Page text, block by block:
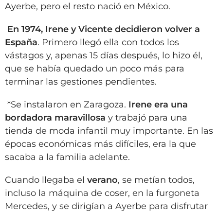
Ayerbe, pero el resto nació en México.
En 1974, Irene y Vicente decidieron volver a
España. Primero llegó ella con todos los
vástagos y, apenas 15 días después, lo hizo él,
que se había quedado un poco más para
terminar las gestiones pendientes.
*Se instalaron en Zaragoza. Irene era una
bordadora maravillosa y trabajó para una
tienda de moda infantil muy importante. En las
épocas económicas más difíciles, era la que
sacaba a la familia adelante.
Cuando llegaba el verano, se metían todos,
incluso la máquina de coser, en la furgoneta
Mercedes, y se dirigían a Ayerbe para disfrutar